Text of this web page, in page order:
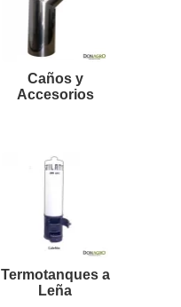
Caños y
Accesorios
Termotanques a
Leña